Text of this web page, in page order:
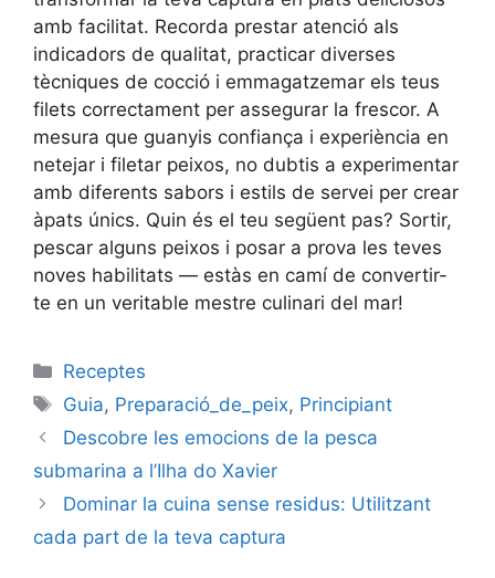
amb facilitat. Recorda prestar atenció als
indicadors de qualitat, practicar diverses
tècniques de cocció i emmagatzemar els teus
filets correctament per assegurar la frescor. A
mesura que guanyis confiança i experiència en
netejar i filetar peixos, no dubtis a experimentar
amb diferents sabors i estils de servei per crear
àpats únics. Quin és el teu següent pas? Sortir,
pescar alguns peixos i posar a prova les teves
noves habilitats — estàs en camí de convertir-
te en un veritable mestre culinari del mar!
Categories
Receptes
Etiquetes
Guia, Preparació_de_peix, Principiant
Descobre les emocions de la pesca
submarina a l’Ilha do Xavier
Dominar la cuina sense residus: Utilitzant
cada part de la teva captura